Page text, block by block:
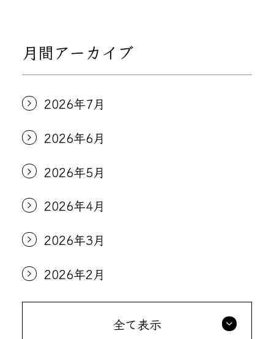
月間アーカイブ
2026年7月
2026年6月
2026年5月
2026年4月
2026年3月
2026年2月
全て表示